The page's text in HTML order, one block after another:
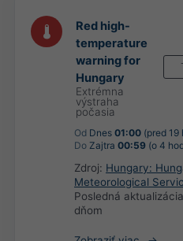
Red high-
temperature
warning for
Hungary
Extrémna
výstraha
počasia
Od Dnes 01:00 (pred 19
Do Zajtra 00:59 (o 4
Zdroj: Hungary:
Meteorological
Posledná
dňom